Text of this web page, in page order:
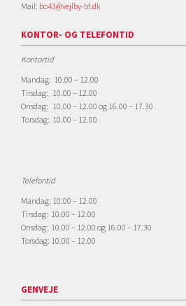
Mail: bo43@vejlby-bf.dk
KONTOR- OG TELEFONTID
Kontortid
Mandag: 10.00 – 12.00
Tirsdag: 10.00 – 12.00
Onsdag: 10.00 – 12.00 og 16.00 – 17.30
Torsdag: 10.00 – 12.00
Telefontid
Mandag: 10.00 – 12.00
Tirsdag: 10.00 – 12.00
Onsdag: 10.00 – 12.00 og 16.00 – 17.30
Torsdag: 10.00 – 12.00
GENVEJE